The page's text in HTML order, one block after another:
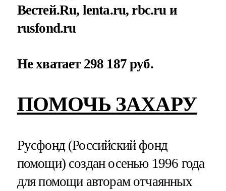
Вестей.Ru, lenta.ru, rbc.ru и
rusfond.ru
Не хватает 298 187 руб.
ПОМОЧЬ ЗАХАРУ
Русфонд (Российский фонд
помощи) создан осенью 1996 года
для помощи авторам отчаянных